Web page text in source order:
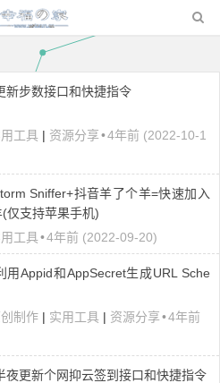
新步数接口和快捷指令
工具 | 资源分享•4年前 (2022-10-1
Sniffer+抖音羊了个羊=快速加入
仅支持苹果手机)
工具•4年前 (2022-09-20)
用Appid和AppSecret生成URL Sche
制作 | 实用工具 | 资源分享•4年前
夜更新个网抑云签到接口和快捷指令